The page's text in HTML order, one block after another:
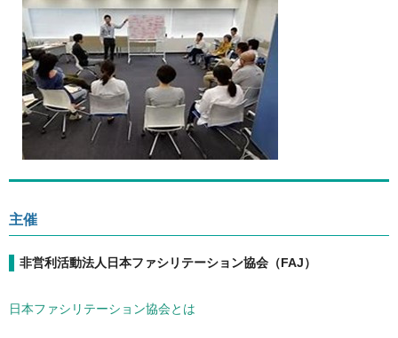
主催
非営利活動法人日本ファシリテーション協会（FAJ）
日本ファシリテーション協会とは